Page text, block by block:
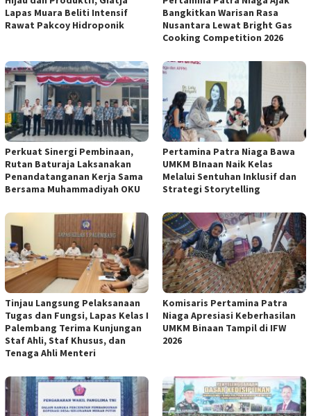
Lapas Muara Beliti Intensif
Rawat Pakcoy Hidroponik
Bangkitkan Warisan Rasa
Nusantara Lewat Bright Gas
Cooking Competition 2026
Perkuat Sinergi Pembinaan,
Rutan Baturaja Laksanakan
Penandatanganan Kerja Sama
Bersama Muhammadiyah OKU
Pertamina Patra Niaga Bawa
UMKM BInaan Naik Kelas
Melalui Sentuhan Inklusif dan
Strategi Storytelling
Tinjau Langsung Pelaksanaan
Tugas dan Fungsi, Lapas Kelas I
Palembang Terima Kunjungan
Staf Ahli, Staf Khusus, dan
Tenaga Ahli Menteri
Komisaris Pertamina Patra
Niaga Apresiasi Keberhasilan
UMKM Binaan Tampil di IFW
2026